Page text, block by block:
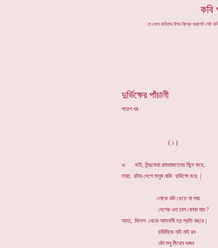
কবি
যে কোন কবিতার উপর ক্লিক করলেই সেই
দুর্ভিক্ষের পাঁচালী
পরেশ ধর
. ( ১ )
ও ভাই, নিন্দুকেরা রামরাজত্বের নিন্দে করে,
তারা, রটায় দেশে মানুষ নাকি দুর্ভিক্ষে মরে |
. লোকে যদি খেতে না পায়
. দেশের এত চাল কোথা যায় ?
আহা, বিদেশ থেকে আমদানী হয় প্রতি বছরে |
. চারিদিকে নাই নাই রব
. ওটা শুধু মিথ্যে গুজব